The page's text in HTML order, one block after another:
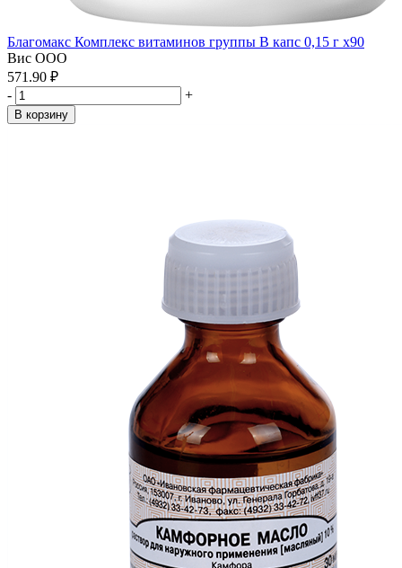
Благомакс Комплекс витаминов группы В капс 0,15 г x90
Вис ООО
571.90 ₽
-
+
В корзину